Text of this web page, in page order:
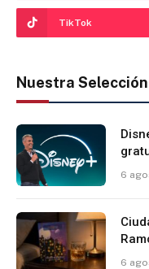
TikTok
Nuestra Selección
6
6